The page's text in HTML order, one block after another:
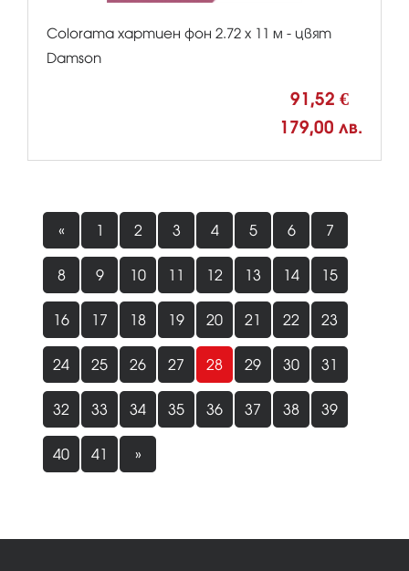
Colorama хартиен фон 2.72 x 11 м - цвят
Damson
91,52 €
179,00 лв.
« 1 2 3 4 5 6 7
8 9 10 11 12 13 14 15
16 17 18 19 20 21 22 23
24 25 26 27 28 29 30 31
32 33 34 35 36 37 38 39
40 41 »